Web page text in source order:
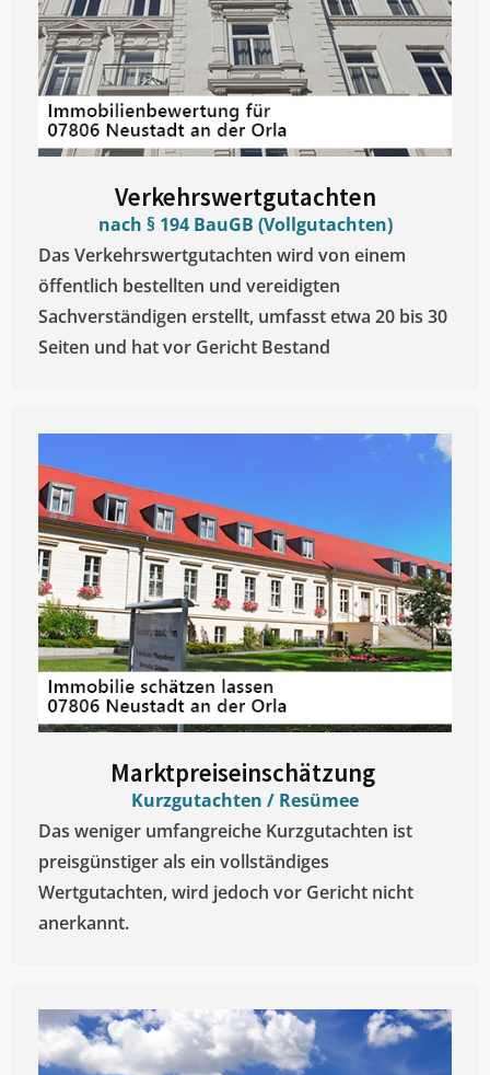
Verkehrswertgutachten
nach § 194 BauGB (Vollgutachten)
Das Verkehrswertgutachten wird von einem
öffentlich bestellten und vereidigten
Sachverständigen erstellt, umfasst etwa 20 bis 30
Seiten und hat vor Gericht Bestand
Marktpreiseinschätzung ​
Kurzgutachten / Resümee
Das weniger umfangreiche Kurzgutachten ist
preisgünstiger als ein vollständiges
Wertgutachten, wird jedoch vor Gericht nicht
anerkannt.